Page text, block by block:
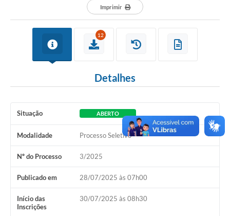
Imprimir
12
Detalhes
Situação ABERTO
Modalidade Processo Seletivo
Nº do Processo 3/2025
Publicado em 28/07/2025 às 07h00
Início das
Inscrições
30/07/2025 às 08h30